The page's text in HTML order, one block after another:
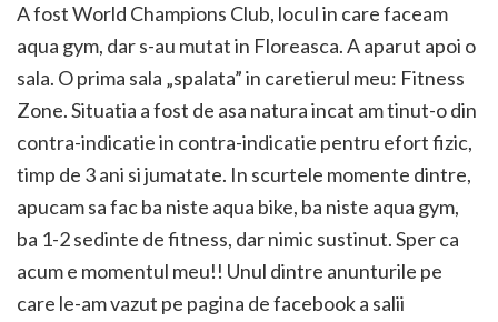
A fost World Champions Club, locul in care faceam
aqua gym, dar s-au mutat in Floreasca. A aparut apoi o
sala. O prima sala „spalata” in caretierul meu: Fitness
Zone. Situatia a fost de asa natura incat am tinut-o din
contra-indicatie in contra-indicatie pentru efort fizic,
timp de 3 ani si jumatate. In scurtele momente dintre,
apucam sa fac ba niste aqua bike, ba niste aqua gym,
ba 1-2 sedinte de fitness, dar nimic sustinut. Sper ca
acum e momentul meu!! Unul dintre anunturile pe
care le-am vazut pe pagina de facebook a salii